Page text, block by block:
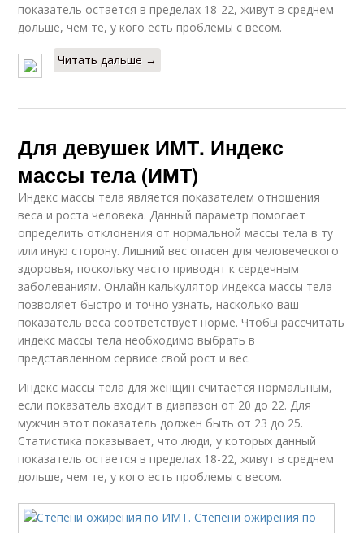
показатель остается в пределах 18-22, живут в среднем
дольше, чем те, у кого есть проблемы с весом.
Читать дальше →
Для девушек ИМТ. Индекс
массы тела (ИМТ)
Индекс массы тела является показателем отношения
веса и роста человека. Данный параметр помогает
определить отклонения от нормальной массы тела в ту
или иную сторону. Лишний вес опасен для человеческого
здоровья, поскольку часто приводят к сердечным
заболеваниям. Онлайн калькулятор индекса массы тела
позволяет быстро и точно узнать, насколько ваш
показатель веса соответствует норме. Чтобы рассчитать
индекс массы тела необходимо выбрать в
представленном сервисе свой рост и вес.
Индекс массы тела для женщин считается нормальным,
если показатель входит в диапазон от 20 до 22. Для
мужчин этот показатель должен быть от 23 до 25.
Статистика показывает, что люди, у которых данный
показатель остается в пределах 18-22, живут в среднем
дольше, чем те, у кого есть проблемы с весом.